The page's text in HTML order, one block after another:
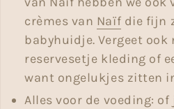
crèmes van Naïf die fijn
babyhuidje. Vergeet ook
reservesetje kleding of
want ongelukjes zitten
Alles voor de voeding: